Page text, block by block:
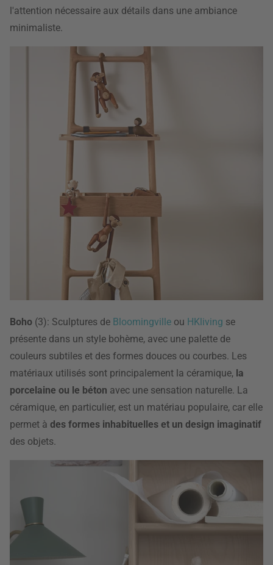
l'attention nécessaire aux détails dans une ambiance
minimaliste.
Boho (3): Sculptures de Bloomingville ou HKliving se
présente dans un style bohème, avec une palette de
couleurs subtiles et des formes douces ou courbes. Les
matériaux utilisés sont principalement la céramique, la
porcelaine ou le béton avec une sensation naturelle. La
céramique, en particulier, est un matériau populaire, car elle
permet à des formes inhabituelles et un design imaginatif
des objets.